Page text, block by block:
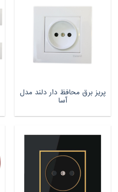
پریز برق محافظ دار دلند مدل
آسا